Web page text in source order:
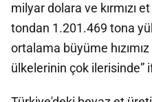
milyar dolara ve kırmızı
tondan 1.201.469 tona
ortalama büyüme
ülkelerinin çok ilerisinde”